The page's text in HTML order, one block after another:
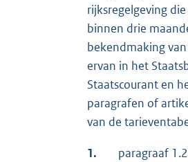
rijksregelgeving
binnen drie
bekendmaking
ervan in het
Staatscourant en
paragrafen of
van de
1.
paragraaf